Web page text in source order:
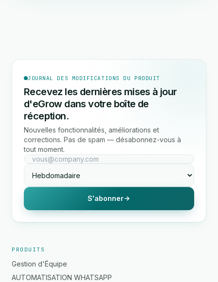
JOURNAL DES MODIFICATIONS DU PRODUIT
Recevez les dernières mises à jour
d'eGrow dans votre boîte de
réception.
Nouvelles fonctionnalités, améliorations et
corrections. Pas de spam — désabonnez-vous à
tout moment.
S'abonner
PRODUITS
Gestion d'Équipe
AUTOMATISATION WHATSAPP